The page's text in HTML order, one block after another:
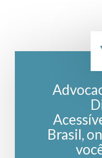
Brasil,